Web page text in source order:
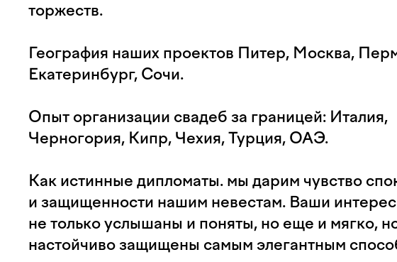
торжеств.
География наших проектов Питер, Москва,
Екатеринбург, Сочи.
Опыт организации свадеб за границей: Италия,
Черногория, Кипр, Чехия, Турция, ОАЭ.
Как истинные дипломаты. мы дарим чувство
и защищенности нашим невестам. Ваши
не только услышаны и поняты, но еще и мягко,
настойчиво защищены самым элегантным